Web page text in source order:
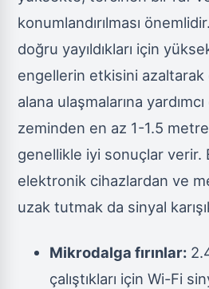
konumlandırılması
doğru yayıldıkları için
engellerin etkisini azaltarak
alana ulaşmalarına
zeminden en az 1-1.5
genellikle iyi sonuçlar verir.
elektronik cihazlardan ve
uzak tutmak da sinyal
Mikrodalga fırınlar:
çalıştıkları için Wi-Fi